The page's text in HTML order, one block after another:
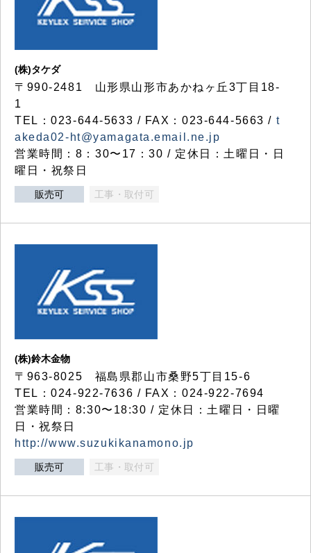
(株)タケダ
〒990-2481 山形県山形市あかねヶ丘3丁目18-
1
TEL：023-644-5633 / FAX：023-644-5663 / t
akeda02-ht@yamagata.email.ne.jp
営業時間：8：30〜17：30 / 定休日：土曜日・日
曜日・祝祭日
販売可 工事・取付可
(株)鈴木金物
〒963-8025 福島県郡山市桑野5丁目15-6
TEL：024-922-7636 / FAX：024-922-7694
営業時間：8:30〜18:30 / 定休日：土曜日・日曜
日・祝祭日
http://www.suzukikanamono.jp
販売可 工事・取付可